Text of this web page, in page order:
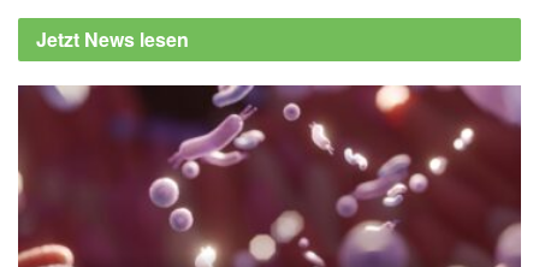
Soup (veröffentlicht: 22.03.2022),
health.clevelandclinic.org
Jetzt News lesen